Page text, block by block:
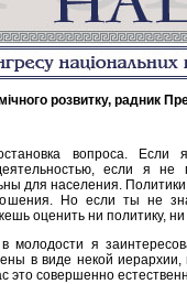
розвитку, радник
вопроса.
если я не
для населения.
Но если ты не
оценить ни политику,
в молодости я
в виде некой
это совершенно